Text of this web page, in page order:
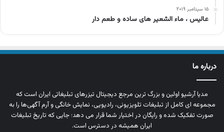
۱۵ سپتامبر ۲۰۱۹
عالیس ، ماء الشعیر های ساده و طعم دار
درباره ما
مدیا آرشیو اولین و بزرگ‌ ترین مرجع دیجیتال تیزرهای تبلیغاتی ایران است که
مجموعه‌ ای کامل از تبلیغات تلویزیونی، رادیویی، نمایش خانگی و آرم‌ آگهی‌ها را به‌
صورت تفکیک‌ شده و رایگان در اختیار شما قرار می‌ دهد؛ جایی که تاریخ تبلیغات
ایران همیشه در دسترس است.